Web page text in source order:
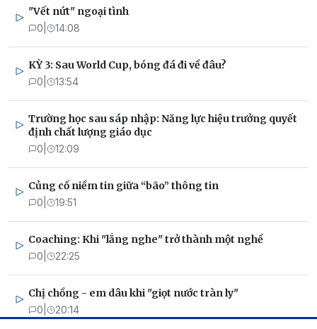
"Vết nứt" ngoại tình
0 14:08
KỲ 3: Sau World Cup, bóng đá đi về đâu?
0 13:54
Trường học sau sáp nhập: Năng lực hiệu trưởng quyết
định chất lượng giáo dục
0 12:09
Củng cố niềm tin giữa “bão” thông tin
0 19:51
Coaching: Khi "lắng nghe" trở thành một nghề
0 22:25
Chị chồng - em dâu khi "giọt nước tràn ly"
0 20:14